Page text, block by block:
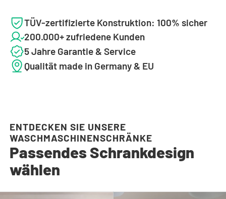
TÜV-zertifizierte Konstruktion: 100% sicher
200.000+ zufriedene Kunden
5 Jahre Garantie & Service
Qualität made in Germany & EU
ENTDECKEN SIE UNSERE
WASCHMASCHINENSCHRÄNKE
Passendes Schrankdesign
wählen